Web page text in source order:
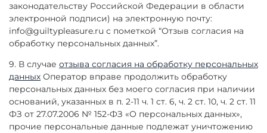
законодательству Российской Федерации в области
электронной подписи) на электронную почту:
info@guiltypleasure.ru с пометкой “Отзыв согласия на
обработку персональных данных”.
9. В случае отзыва согласия на обработку персональных
данных Оператор вправе продолжить обработку
персональных данных без моего согласия при наличии
оснований, указанных в п. 2-11 ч. 1 ст. 6, ч. 2 ст. 10, ч. 2 ст. 11
ФЗ от 27.07.2006 № 152-ФЗ «О персональных данных»,
прочие персональные данные подлежат уничтожению